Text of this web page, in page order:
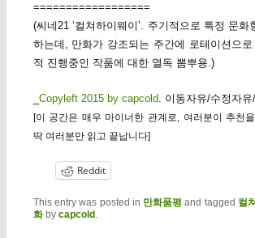
==================
(씨네21 ‘컬쳐하이웨이’. 주기적으로 특정 문화
하는데, 만화가 강조되는 주간에 로테이션으
적 진행중인 작품에 대한 열독 뽐뿌용.)
Copyleft 2015 by capcold. 이동자유/수정자유/
[이 공간은 매우 마이너한 관계로, 여러분이 추천
딱 여러분만 읽고 끝납니다]
Reddit
This entry was posted in 만화품평 and tagged 컬
화by capcold .